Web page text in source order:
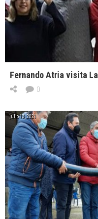
Fernando Atria visita
0
julio 13, 2021